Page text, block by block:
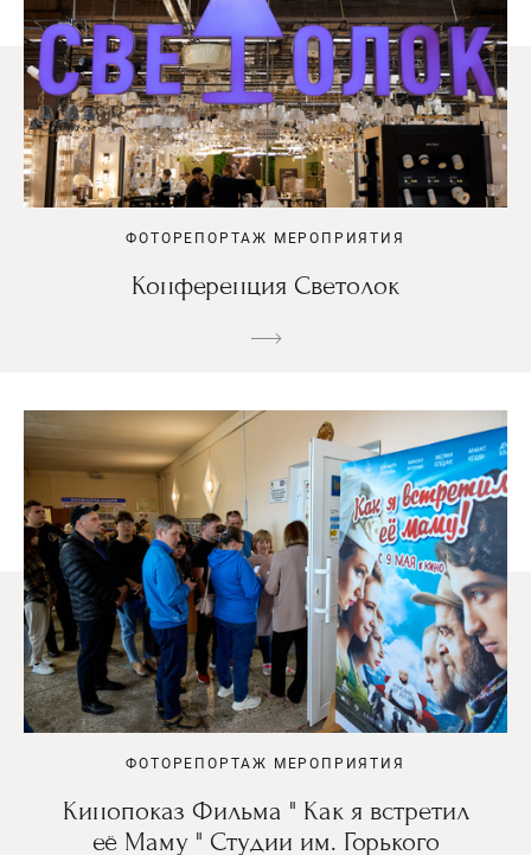
ФОТОРЕПОРТАЖ МЕРОПРИЯТИЯ
Конференция Светолок
ФОТОРЕПОРТАЖ МЕРОПРИЯТИЯ
Кинопоказ Фильма " Как я встретил
её Маму " Студии им. Горького